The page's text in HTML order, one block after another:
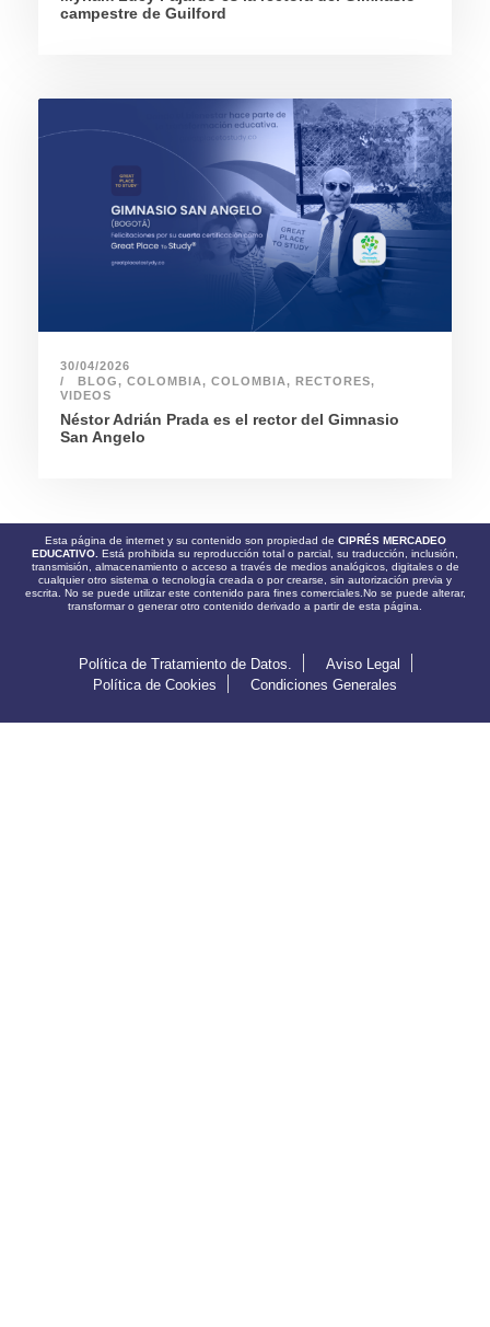
campestre de Guilford
30/04/2026
BLOG, COLOMBIA, COLOMBIA, RECTORES,
VIDEOS
Néstor Adrián Prada es el rector del Gimnasio
San Angelo
Esta página de internet y su contenido son propiedad de CIPRÉS MERCADEO
EDUCATIVO. Está prohibida su reproducción total o parcial, su traducción, inclusión,
transmisión, almacenamiento o acceso a través de medios analógicos, digitales o de
cualquier otro sistema o tecnología creada o por crearse, sin autorización previa y
escrita. No se puede utilizar este contenido para fines comerciales.No se puede alterar,
transformar o generar otro contenido derivado a partir de esta página.
Política de Tratamiento de Datos.
Aviso Legal
Política de Cookies
Condiciones Generales